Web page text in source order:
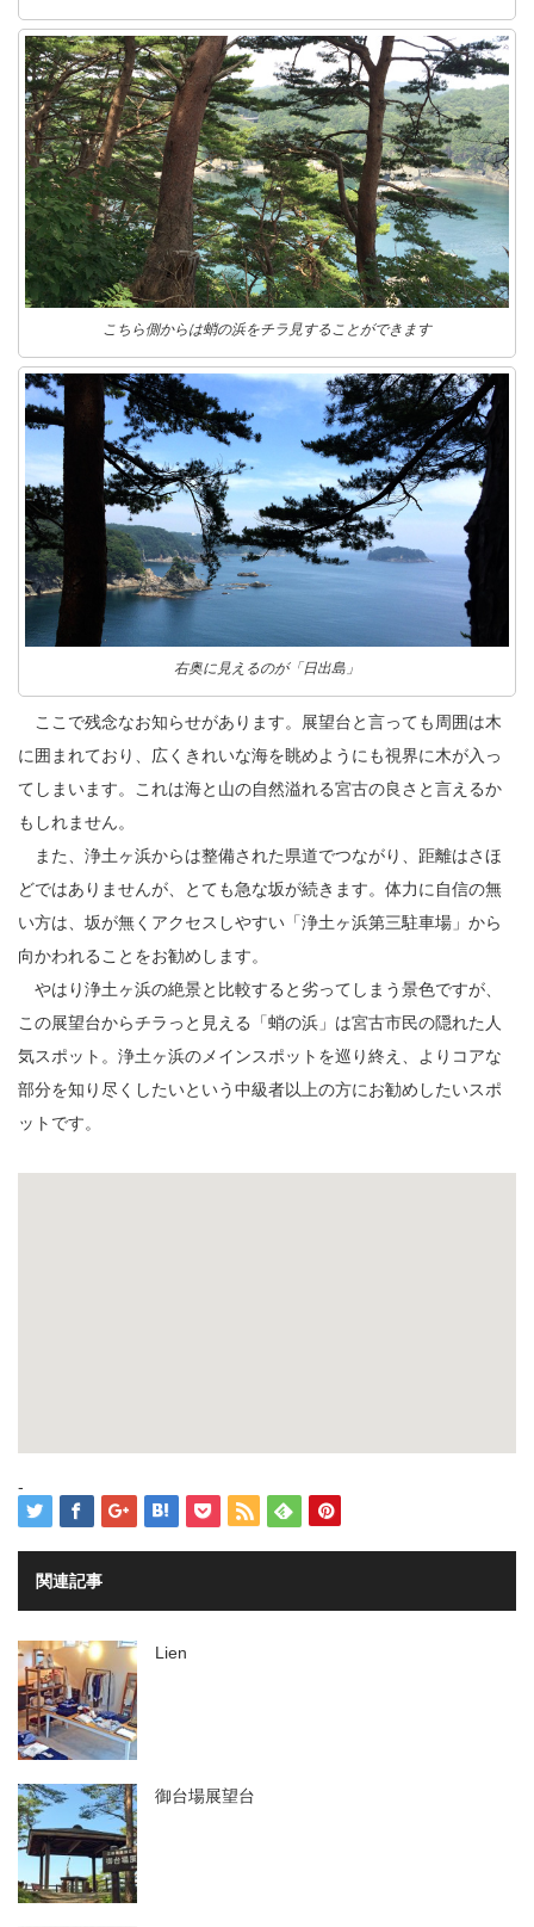
こちら側からは蛸の浜をチラ見することができます
右奥に見えるのが「日出島」
ここで残念なお知らせがあります。展望台と言っても周囲は木
に囲まれており、広くきれいな海を眺めようにも視界に木が入っ
てしまいます。これは海と山の自然溢れる宮古の良さと言えるか
もしれません。
また、浄土ヶ浜からは整備された県道でつながり、距離はさほ
どではありませんが、とても急な坂が続きます。体力に自信の無
い方は、坂が無くアクセスしやすい「浄土ヶ浜第三駐車場」から
向かわれることをお勧めします。
やはり浄土ヶ浜の絶景と比較すると劣ってしまう景色ですが、
この展望台からチラっと見える「蛸の浜」は宮古市民の隠れた人
気スポット。浄土ヶ浜のメインスポットを巡り終え、よりコアな
部分を知り尽くしたいという中級者以上の方にお勧めしたいスポ
ットです。
-
関連記事
Lien
御台場展望台